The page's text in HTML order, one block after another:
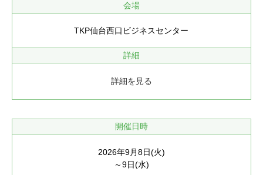
会場
TKP仙台西口ビジネスセンター
詳細
詳細を見る
開催日時
2026年9月8日(火)
～9日(水)